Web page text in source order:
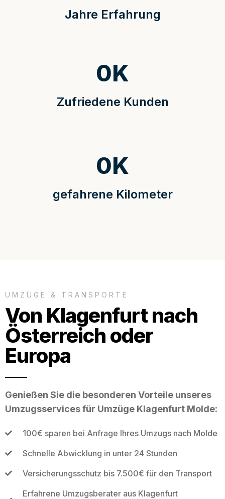
Jahre Erfahrung
Zufriedene Kunden
0K
gefahrene Kilometer
0K
UMZÜGE & TRANSPORTE
Von Klagenfurt nach
Österreich oder
Europa
Genießen Sie die besonderen Vorteile unseres
Umzugsservices für Umzüge Klagenfurt Molde:
100€ sparen bei Anfrage Ihres Umzugs nach Molde
Schnelle Abwicklung in unter 24 Stunden
Versicherungsschutz bis 7.500€ für den Transport
Erfahrene Umzugsberater aus Klagenfurt